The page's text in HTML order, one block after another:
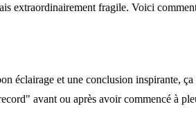
extraordinairement fragile. Voici
éclairage et une conclusion inspirante,
avant ou après avoir commencé à